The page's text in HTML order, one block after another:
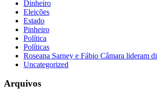
Dinheiro
Eleições
Estado
Pinheiro
Política
Políticas
Roseana Sarney e Fábio Câmara lideram
Uncategorized
Arquivos